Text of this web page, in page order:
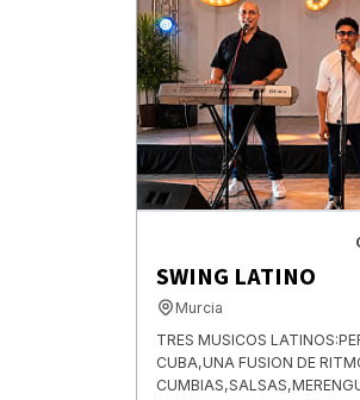
SWING LATINO
Murcia
TRES MUSICOS
CUBA,UNA FUSION DE